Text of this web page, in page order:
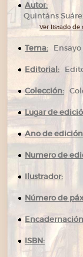
Autor:
Quintáns
Ver listado de
Tema:
Editorial:
Colección:
Lugar de
Ano de
Numero de
Ilustrador:
Número de
ISBN: